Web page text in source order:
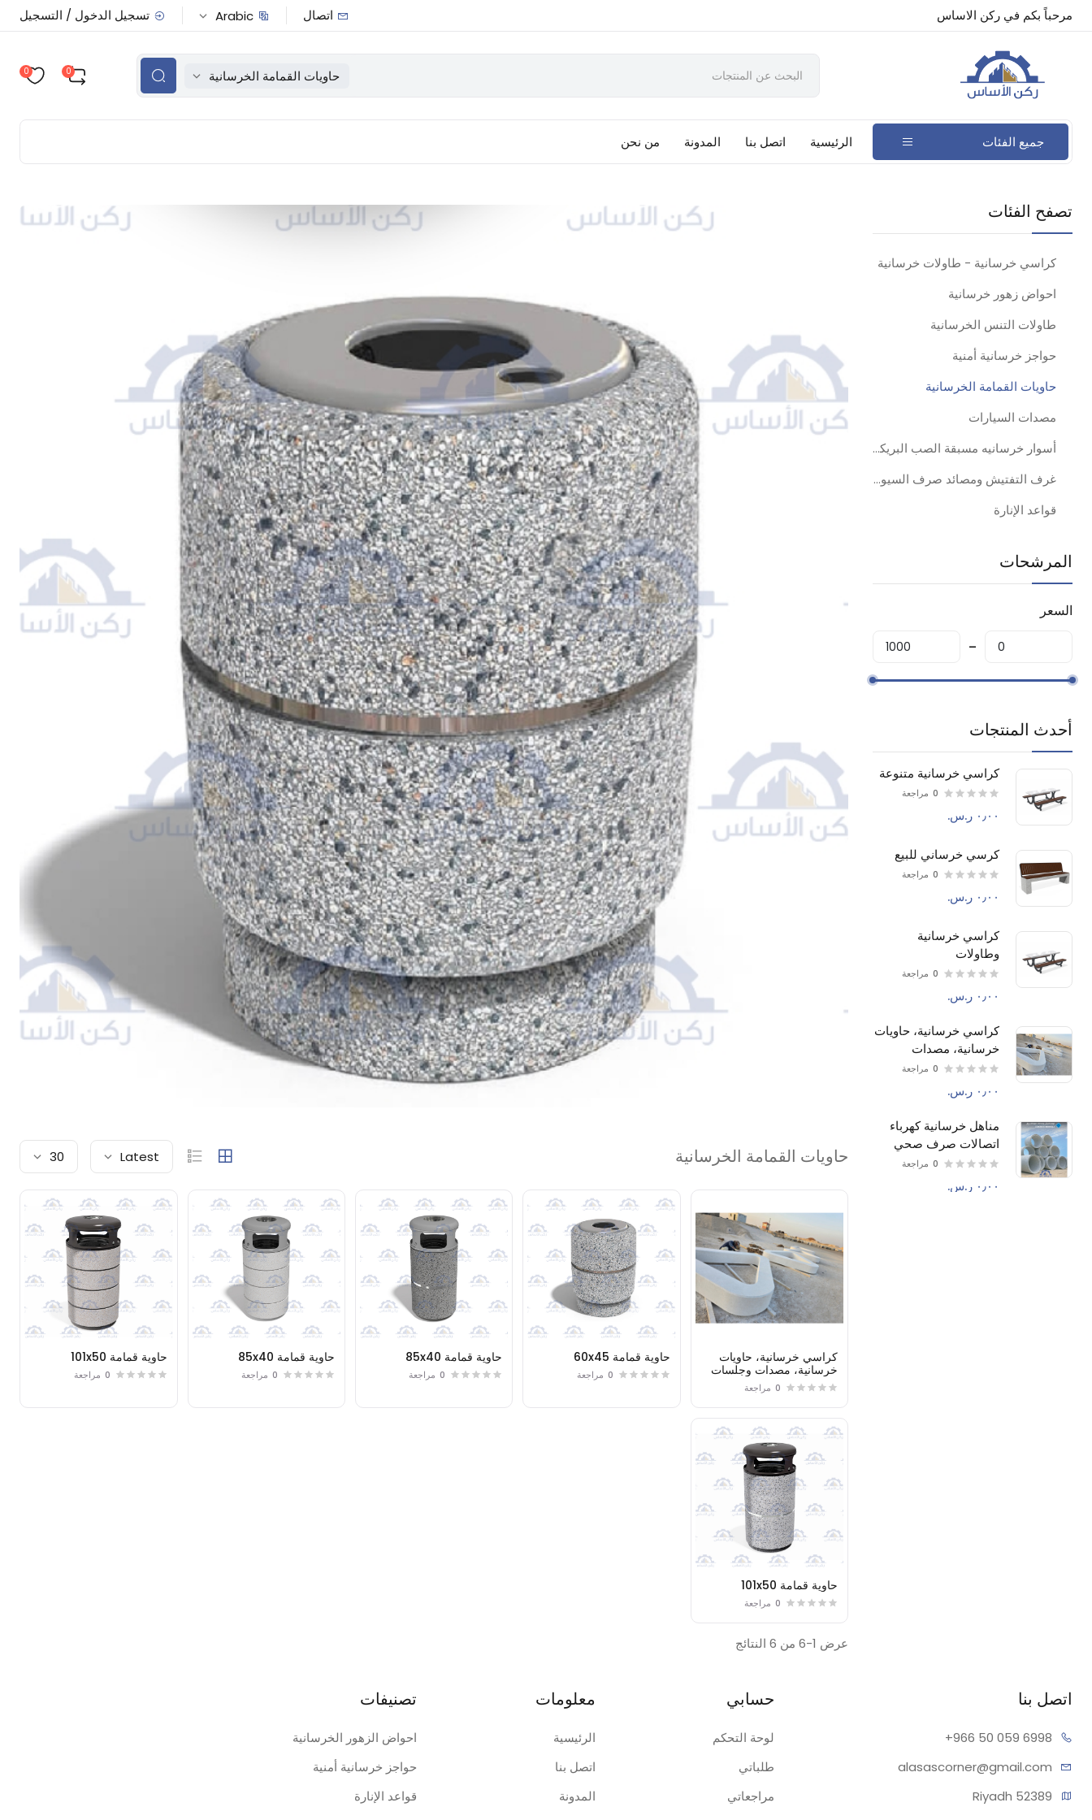
مرحباً بكم في ركن الاساس اتصال Arabic تسجيل الدخول / التسجيل
حاويات القمامة الخرسانية 0
0
جميع الفئات الرئيسية اتصل بنا المدونة من نحن
تصفح الفئات
كراسي خرسانية - طاولات خرسانية
احواض زهور خرسانية
طاولات التنس الخرسانية
حواجز خرسانية أمنية
حاويات القمامة الخرسانية
مصدات السيارات
أسوار خرسانيه مسبقة الصب البريكاست
غرف التفتيش ومصائد صرف السيول
قواعد الإنارة
المرشحات
السعر
أحدث المنتجات
كراسي خرسانية متنوعة
0 مراجعة
كرسي خرساني للبيع
0 مراجعة
كراسي خرسانية
وطاولات
0 مراجعة
كراسي خرسانية، حاويات
خرسانية، مصدات
وجلسات خرسانية
0 مراجعة
مناهل خرسانية كهرباء
اتصالات صرف صحي
0 مراجعة حاويات القمامة الخرسانية Latest
30
كراسي خرسانية، حاويات
خرسانية، مصدات وجلسات
خرسانية
0 مراجعة
حاوية قمامة 60x45
0 مراجعة
حاوية قمامة 85x40
0 مراجعة
حاوية قمامة 85x40
0 مراجعة
حاوية قمامة 101x50
0 مراجعة
حاوية قمامة 101x50
0 مراجعة
عرض 1-6 من 6 النتائج
اتصل بنا
+966 50 059 6998
alasascorner@gmail.com
52389 Riyadh
حسابي
لوحة التحكم
طلباتي
مراجعاتي
معلومات
الرئيسية
اتصل بنا
المدونة
تصنيفات
احواض الزهور الخرسانية
حواجز خرسانية أمنية
قواعد الإنارة